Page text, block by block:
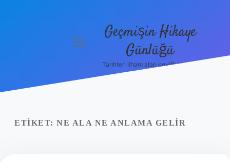
menüyü
Geçmişin Hikaye
Günlüğü
Tarihten ilham alan keyifli bilgiler!
ETIKET: NE ALA NE ANLAMA GELIR